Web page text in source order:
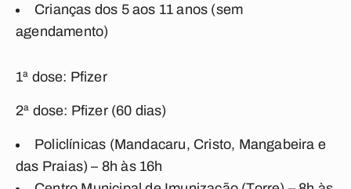
Crianças dos 5 aos 11 anos (sem
agendamento)
1ª dose: Pfizer
2ª dose: Pfizer (60 dias)
Policlínicas (Mandacaru, Cristo, Mangabeira e
das Praias) – 8h às 16h